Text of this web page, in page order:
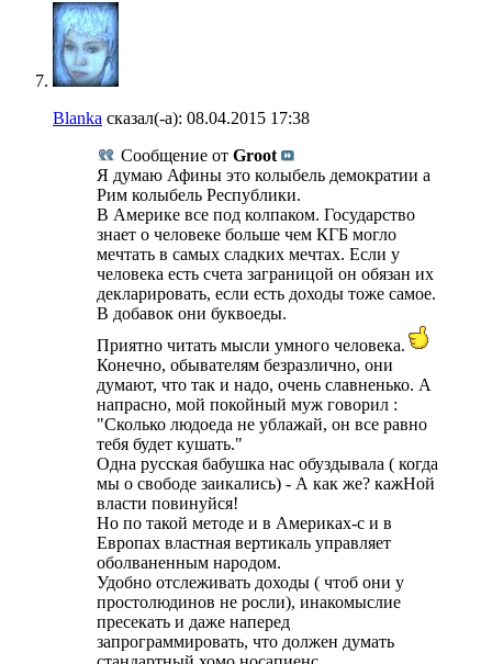
Blanka сказал(-а): 08.04.2015 17:38
Сообщение от Groot
Я думаю Афины это колыбель демократии а
Рим колыбель Республики.
В Америке все под колпаком. Государство
знает о человеке больше чем КГБ могло
мечтать в самых сладких мечтах. Если у
человека есть счета заграницой он обязан их
декларировать, если есть доходы тоже самое.
В добавок они буквоеды.
Приятно читать мысли умного человека.
Конечно, обывателям безразлично, они
думают, что так и надо, очень славненько. А
напрасно, мой покойный муж говорил :
"Сколько людоеда не ублажай, он все равно
тебя будет кушать."
Одна русская бабушка нас обуздывала ( когда
мы о свободе заикались) - А как же? кажНой
власти повинуйся!
Но по такой методе и в Америках-с и в
Европах властная вертикаль управляет
оболваненным народом.
Удобно отслеживать доходы ( чтоб они у
простолюдинов не росли), инакомыслие
пресекать и даже наперед
запрограммировать, что должен думать